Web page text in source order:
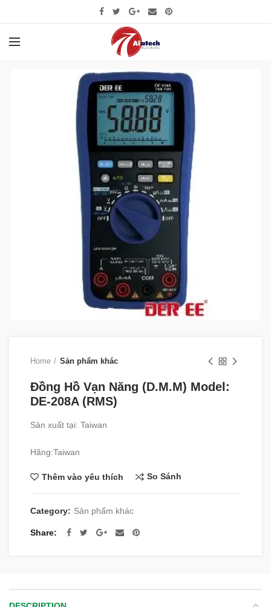
Home Sản phẩm khác
Đồng Hồ Vạn Năng (D.M.M) Model:
DE-208A (RMS)
Sản xuất tại: Taiwan
Hãng:Taiwan
Thêm vào yêu thích So Sánh
Category: Sản phẩm khác
Share